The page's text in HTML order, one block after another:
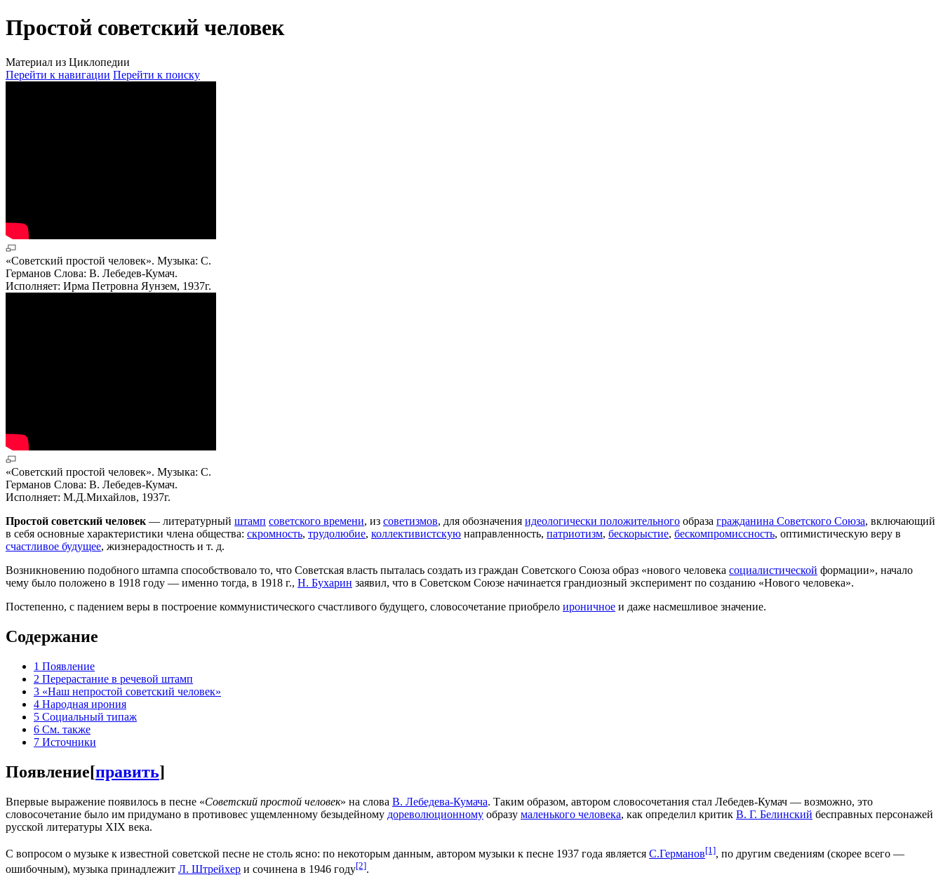
Простой советский человек
Материал из Циклопедии
Перейти к навигации Перейти к поиску
«Советский простой человек». Музыка: С.
Германов Слова: В. Лебедев-Кумач.
Исполняет: Ирма Петровна Яунзем, 1937г.
«Советский простой человек». Музыка: С.
Германов Слова: В. Лебедев-Кумач.
Исполняет: М.Д.Михайлов, 1937г.
Простой советский человек — литературный штамп советского времени, из советизмов, для обозначения идеологически положительного образа гражданина Советского Союза, включающий
в себя основные характеристики члена общества: скромность, трудолюбие, коллективистскую направленность, патриотизм, бескорыстие, бескомпромиссность, оптимистическую веру в
счастливое будущее, жизнерадостность и т. д.
Возникновению подобного штампа способствовало то, что Советская власть пыталась создать из граждан Советского Союза образ «нового человека социалистической формации», начало
чему было положено в 1918 году — именно тогда, в 1918 г., Н. Бухарин заявил, что в Советском Союзе начинается грандиозный эксперимент по созданию «Нового человека».
Постепенно, с падением веры в построение коммунистического счастливого будущего, словосочетание приобрело ироничное и даже насмешливое значение.
Содержание
1 Появление
2 Перерастание в речевой штамп
3 «Наш непростой советский человек»
4 Народная ирония
5 Социальный типаж
6 См. также
7 Источники
Появление[править]
Впервые выражение появилось в песне «Советский простой человек» на слова В. Лебедева-Кумача. Таким образом, автором словосочетания стал Лебедев-Кумач — возможно, это
словосочетание было им придумано в противовес ущемленному безыдейному дореволюционному образу маленького человека, как определил критик В. Г. Белинский бесправных персонажей
русской литературы XIX века.
С вопросом о музыке к известной советской песне не столь ясно: по некоторым данным, автором музыки к песне 1937 года является С.Германов[1], по другим сведениям (скорее всего —
ошибочным), музыка принадлежит Л. Штрейхер и сочинена в 1946 году[2].